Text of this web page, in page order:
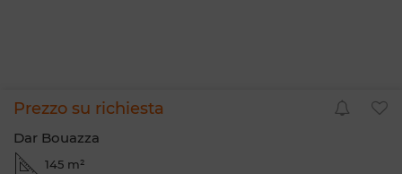
Prezzo su richiesta
Dar Bouazza
145 m²